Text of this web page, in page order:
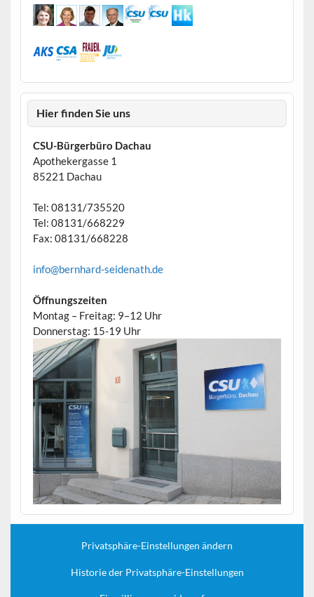
Hier finden Sie uns
CSU-Bürgerbüro Dachau
Apothekergasse 1
85221 Dachau
Tel: 08131/735520
Tel: 08131/668229
Fax: 08131/668228
info@bernhard-seidenath.de
Öffnungszeiten
Montag – Freitag: 9–12 Uhr
Donnerstag: 15-19 Uhr
Privatsphäre-Einstellungen ändern
Historie der Privatsphäre-Einstellungen